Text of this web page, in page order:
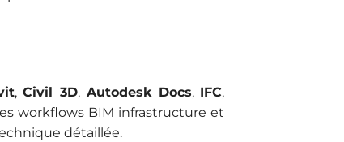
,Civil 3D, Autodesk Docs, IFC,
workflows BIM infrastructure et
détaillée.